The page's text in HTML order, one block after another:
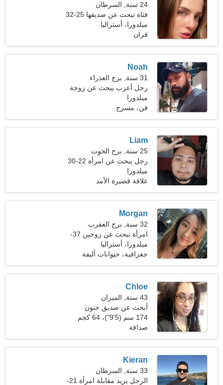
24 سنة, السرطان
فتاة تبحث عن صديقها 25-32
ميلدورا، أستراليا
قران
Noah
31 سنة, برج العذراء
رجل أعزب يبحث عن زوجة
ميلدورا
فن، مسرح
Liam
25 سنة, برج الحوت
رجل يبحث عن امرأة 22-30
ميلدورا
علاقة قصيرة الأمد
Morgan
32 سنة, برج العقرب
امرأة تبحث عن زوجين 37-
41
ميلدورا، أستراليا
جغرافية، حيوانات أليفة
Chloe
43 سنة, الميزان
أبحث عن صديق حنون
للرقص
174 سم (5'9")، 64 كجم
(141 رطلا)
صداقة
Kieran
33 سنة, السرطان
الرجل يريد مقابلة امرأة 21-